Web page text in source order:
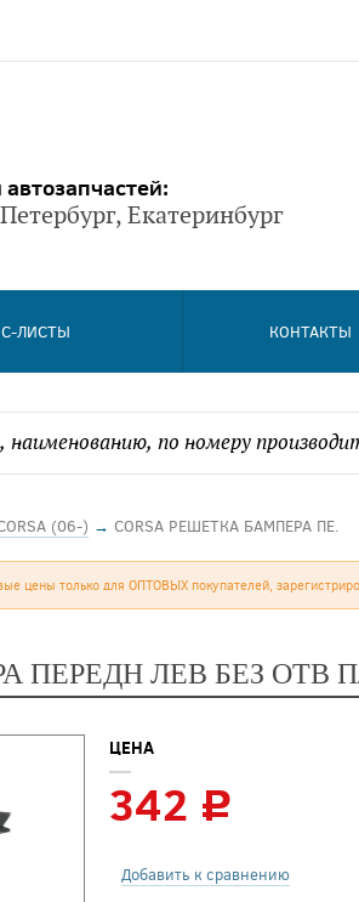
Екатеринбург
ЛИСТЫ КОНТАКТЫ
(06-) → CORSA РЕШЕТКА БАМПЕРА ПЕ.
цены только для ОПТОВЫХ покупателей,
ПЕРЕДН ЛЕВ БЕЗ
ЦЕНА
342 c
Добавить к сравнению